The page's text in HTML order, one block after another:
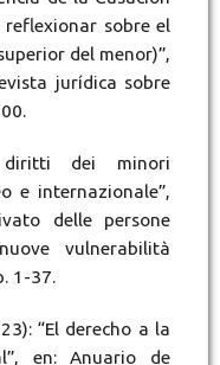
sobre el
del menor)”,
jurídica sobre
diritti dei minori
e internazionale”,
delle persone
vulnerabilità
1-37.
“El derecho a la
en: Anuario de